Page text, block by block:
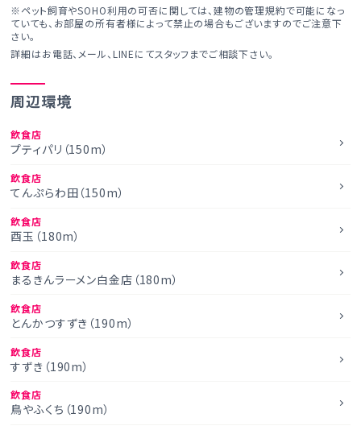
※ペット飼育やSOHO利用の可否に関しては、建物の管理規約で可能になっ
ていても、お部屋の所有者様によって禁止の場合もございますのでご注意下
さい。
詳細はお電話、メール、LINEにてスタッフまでご相談下さい。
周辺環境
飲食店
プティパリ（150m）
飲食店
てんぷらわ田（150m）
飲食店
酉玉（180m）
飲食店
まるきんラーメン白金店（180m）
飲食店
とんかつすずき（190m）
飲食店
すずき（190m）
飲食店
鳥やふくち（190m）